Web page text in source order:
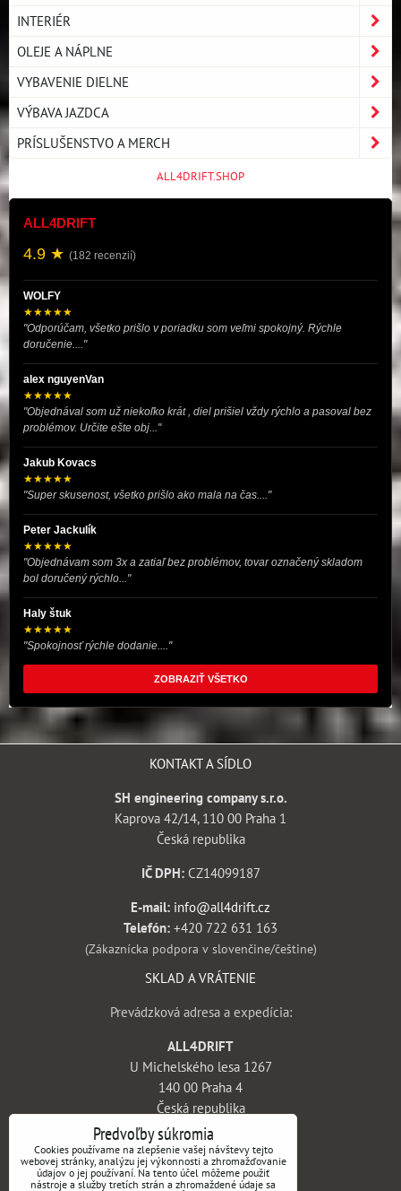
INTERIÉR
OLEJE A NÁPLNE
VYBAVENIE DIELNE
VÝBAVA JAZDCA
PRÍSLUŠENSTVO A MERCH
ALL4DRIFT.SHOP
ALL4DRIFT
4.9 ★ (182 recenzií)
WOLFY
★★★★★
"Odporúčam, všetko prišlo v poriadku som veľmi spokojný. Rýchle
doručenie...."
alex nguyenVan
★★★★★
"Objednával som už niekoľko krát , diel prišiel vždy rýchlo a pasoval bez
problémov. Určite ešte obj..."
Jakub Kovacs
★★★★★
"Super skusenost, všetko prišlo ako mala na čas...."
Peter Jackulík
★★★★★
"Objednávam som 3x a zatiaľ bez problémov, tovar označený skladom
bol doručený rýchlo..."
Haly štuk
★★★★★
"Spokojnosť rýchle dodanie...."
ZOBRAZIŤ VŠETKO
KONTAKT A SÍDLO
SH engineering company s.r.o.
Kaprova 42/14, 110 00 Praha 1
Česká republika
IČ DPH:CZ14099187
E-mail: info@all4drift.cz
Telefón: +420 722 631 163
(Zákaznícka podpora v slovenčine/češtine)
SKLAD A VRÁTENIE
Prevádzková adresa a expedícia:
ALL4DRIFT
U Michelského lesa 1267
140 00 Praha 4
Česká republika
INFORMÁCIE
Obchodné podmienky
Predvoľby súkromia
Cookies používame na zlepšenie vašej návštevy tejto
webovej stránky, analýzu jej výkonnosti a zhromažďovanie
údajov o jej používaní. Na tento účel môžeme použiť
nástroje a služby tretích strán a zhromaždené údaje sa